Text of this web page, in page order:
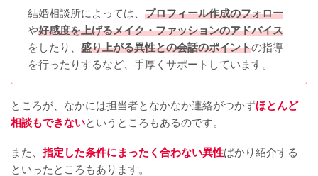
結婚相談所によっては、 プロフィール作成のフォロー
や好感度を上げるメイク・ファッションのアドバイス
をしたり、 盛り上がる異性との会話のポイントの指導
を行ったりするなど、手厚くサポートしています。
ところが、なかには担当者となかなか連絡がつかずほとんど
相談もできないというところもあるのです。
また、 指定した条件にまったく合わない異性ばかり紹介する
といったところもあります。